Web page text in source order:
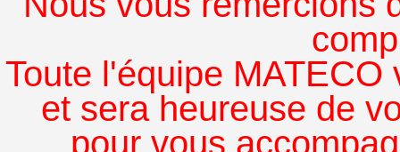
Toute l'équipe
et sera heureuse de
pour vous